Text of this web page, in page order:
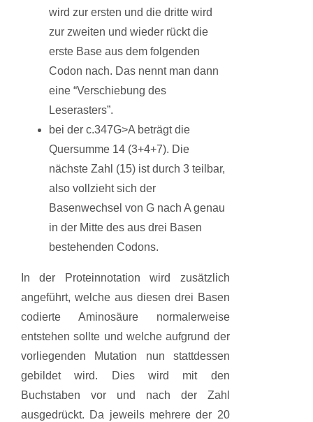
wird zur ersten und die dritte wird
zur zweiten und wieder rückt die
erste Base aus dem folgenden
Codon nach. Das nennt man dann
eine “Verschiebung des
Leserasters”.
bei der c.347G>A beträgt die
Quersumme 14 (3+4+7). Die
nächste Zahl (15) ist durch 3 teilbar,
also vollzieht sich der
Basenwechsel von G nach A genau
in der Mitte des aus drei Basen
bestehenden Codons.
In der Proteinnotation wird zusätzlich
angeführt, welche aus diesen drei Basen
codierte Aminosäure normalerweise
entstehen sollte und welche aufgrund der
vorliegenden Mutation nun stattdessen
gebildet wird. Dies wird mit den
Buchstaben vor und nach der Zahl
ausgedrückt. Da jeweils mehrere der 20